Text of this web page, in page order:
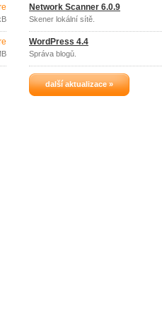
Network Scanner 6.0.9
Skener lokální sítě.
WordPress 4.4
Správa blogů.
další aktualizace »